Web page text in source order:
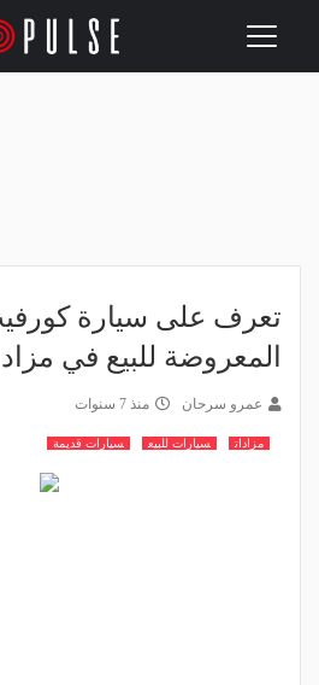
Toggle
المعروضة للبيع في مزاد
عمرو سرحان منذ 7 سنوات
مزادات سيارات للبيع سيارات قديمة